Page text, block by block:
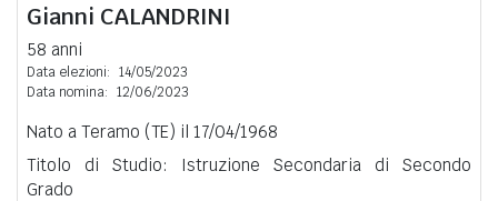
Gianni CALANDRINI
58 anni
Data elezioni: 14/05/2023
Data nomina: 12/06/2023
Nato a Teramo (TE) il 17/04/1968
Titolo di Studio: Istruzione Secondaria di Secondo
Grado